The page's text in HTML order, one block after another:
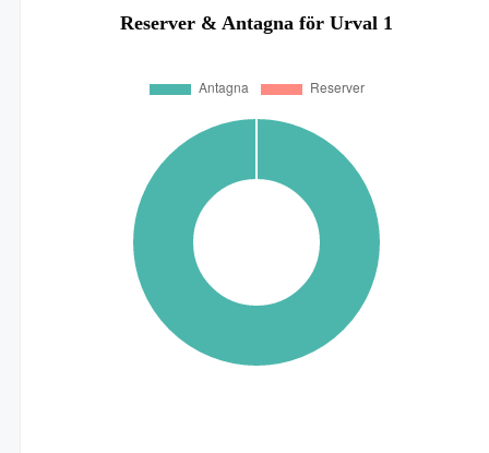
Reserver & Antagna för Urval 1